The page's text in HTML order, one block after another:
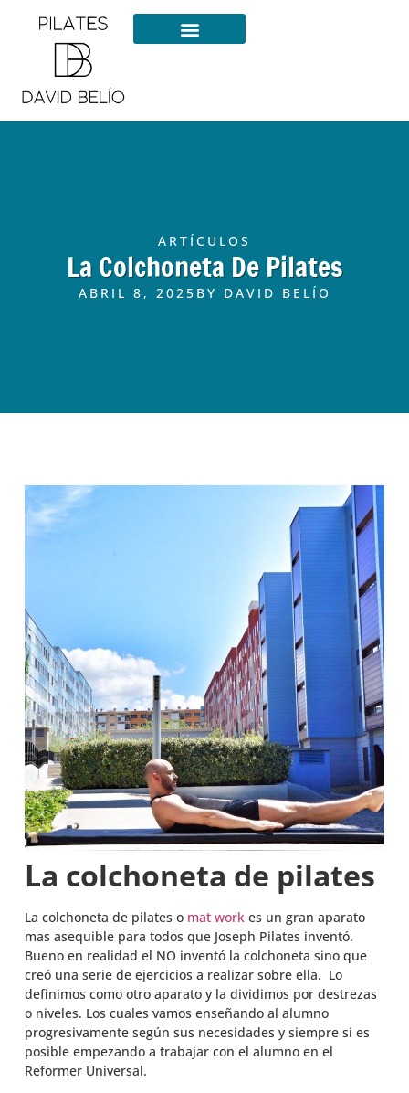
ARTÍCULOS
La Colchoneta De Pilates
ABRIL 8, 2025 BY DAVID BELÍO
La colchoneta de pilates
La colchoneta de pilates o mat workes un gran aparato
mas asequible para todos que Joseph Pilates inventó.
Bueno en realidad el NO inventó la colchoneta sino que
creó una serie de ejercicios a realizar sobre ella. Lo
definimos como otro aparato y la dividimos por destrezas
o niveles. Los cuales vamos enseñando al alumno
progresivamente según sus necesidades y siempre si es
posible empezando a trabajar con el alumno en el
Reformer Universal.